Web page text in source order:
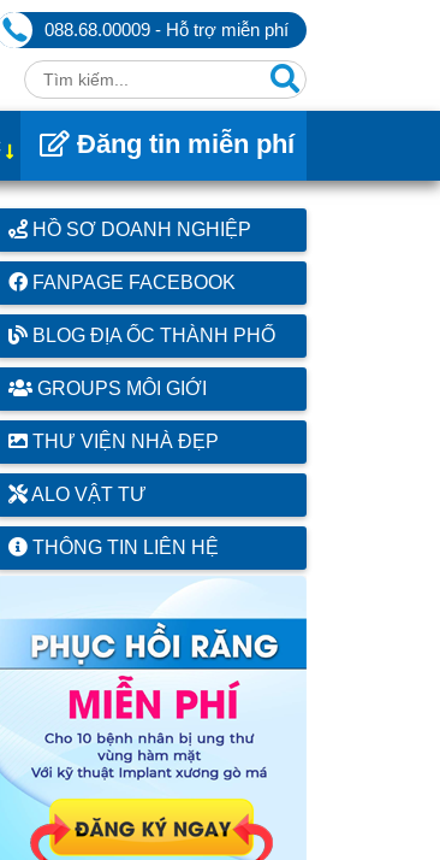
088.68.00009 - Hỗ trợ miễn phí
Đăng tin miễn phí
HỒ SƠ DOANH NGHIỆP
FANPAGE FACEBOOK
BLOG ĐỊA ỐC THÀNH PHỐ
GROUPS MÔI GIỚI
THƯ VIỆN NHÀ ĐẸP
ALO VẬT TƯ
THÔNG TIN LIÊN HỆ